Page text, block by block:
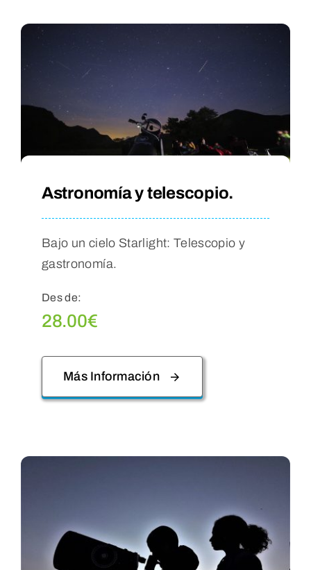
Astronomía y telescopio.
Bajo un cielo Starlight: Telescopio y
gastronomía.
Des de:
28.00€
Más Información